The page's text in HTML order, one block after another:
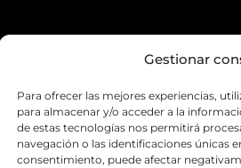
Gestionar
Para ofrecer las mejores experiencias,
para almacenar y/o acceder a la
de estas tecnologías nos permitirá
navegación o las identificaciones únicas
consentimiento, puede afectar